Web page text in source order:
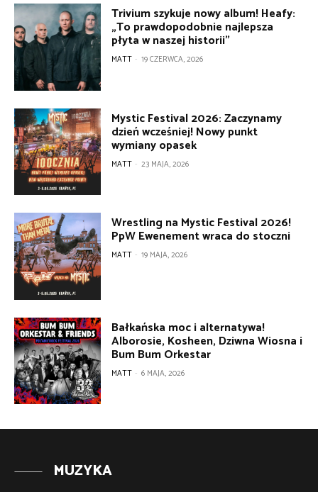
Trivium szykuje nowy album! Heafy:
„To prawdopodobnie najlepsza
płyta w naszej historii”
MATT - 19 CZERWCA, 2026
Mystic Festival 2026: Zaczynamy
dzień wcześniej! Nowy punkt
wymiany opasek
MATT - 23 MAJA, 2026
Wrestling na Mystic Festival 2026!
PpW Ewenement wraca do stoczni
MATT - 19 MAJA, 2026
Bałkańska moc i alternatywa!
Alborosie, Kosheen, Dziwna Wiosna i
Bum Bum Orkestar
MATT - 6 MAJA, 2026
MUZYKA